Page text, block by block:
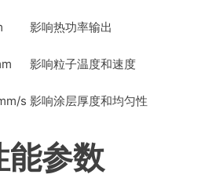
影响热功率输出
影响粒子温度和速度
s 影响涂层厚度和均匀性
参数